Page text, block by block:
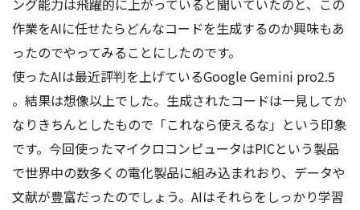
ング能力は飛躍的に上がっていると聞いていたのと、この
作業をAIに任せたらどんなコードを生成するのか興味もあ
ったのでやってみることにしたのです。
使ったAIは最近評判を上げているGoogle Gemini pro2.5
。結果は想像以上でした。生成されたコードは一見してか
なりきちんとしたもので「これなら使えるな」という印象
です。今回使ったマイクロコンピュータはPICという製品
で世界中の数多くの電化製品に組み込まれおり、データや
文献が豊富だったのでしょう。AIはそれらをしっかり学習